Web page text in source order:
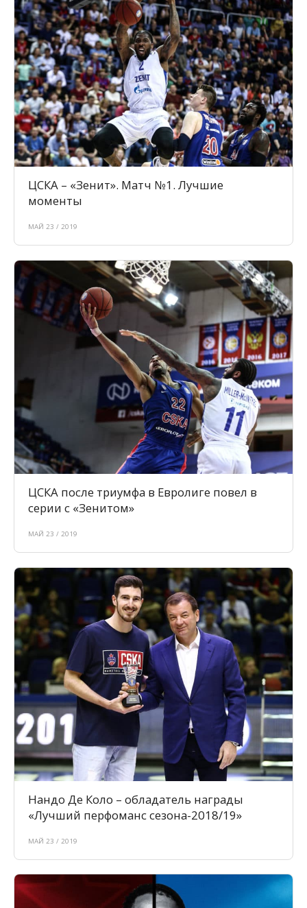
ЦСКА – «Зенит». Матч №1. Лучшие
моменты
МАЙ 23 / 2019
ЦСКА после триумфа в Евролиге повел в
серии с «Зенитом»
МАЙ 23 / 2019
Нандо Де Коло – обладатель награды
«Лучший перфоманс сезона-2018/19»
МАЙ 23 / 2019